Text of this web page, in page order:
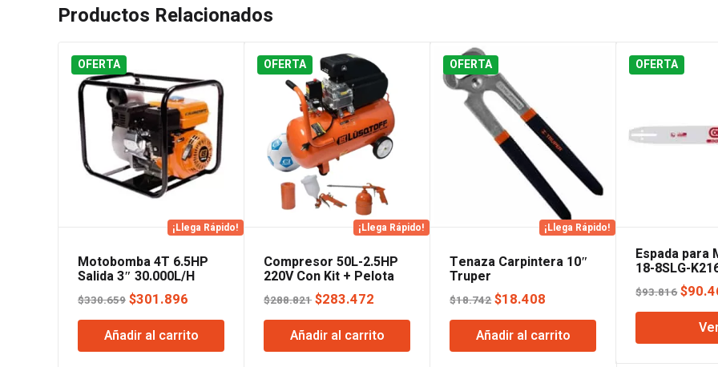
Productos Relacionados
OFERTA
¡Llega Rápido!
Motobomba 4T 6.5HP
Salida 3″ 30.000L/H
Lusqtoff
$330.659 El
precio
original
era:
$301.896
precio
actual
es:
Añadir al carrito
OFERTA
¡Llega Rápido!
Compresor 50L-2.5HP
220V Con Kit + Pelota
Lusqtoff
$288.821 El
precio
original
era:
$283.472
precio
actual
es:
Añadir al carrito
OFERTA
¡Llega Rápido!
Tenaza Carpintera 10″
Truper
$18.742El
precio
original
era:
$18.408
precio
actual
es:
Añadir al carrito
OFERTA
Espada
18-8SLG-
$93.816El
era:
$